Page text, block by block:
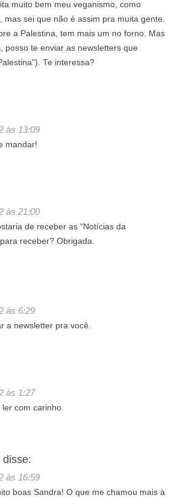
muito bem meu veganismo, como
mas sei que não é assim pra muita gente.
a Palestina, tem mais um no forno. Mas
posso te enviar as newsletters que
Te interessa?
às 13:09
mandar!
às 21:00
de receber as “Notícias da
receber? Obrigada.
às 6:29
a newsletter pra você.
às 1:27
com carinho.
disse:
às 16:59
boas Sandra! O que me chamou mais à